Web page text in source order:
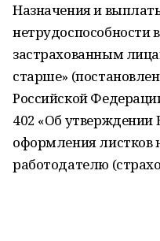
Назначения и
нетрудоспособности
застрахованным
старше»
Российской
402 «Об
оформления листков
работодателю